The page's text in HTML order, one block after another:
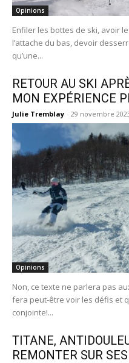
Opinions
Enfiler les bottes de ski, avoir
l’attache du bas, devoir
qu’une...
RETOUR AU SKI
MON EXPÉRIENCE
Julie Tremblay - 29 novembre
Opinions
Non, ce texte ne parlera pas
fera peut-être voir les défis et
conjointe!...
TITANE,
REMONTER SUR